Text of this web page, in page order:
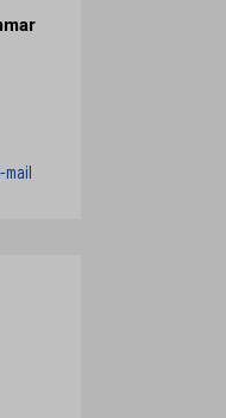
mail